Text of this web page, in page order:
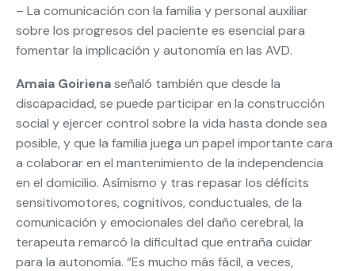
– La comunicación con la familia y personal auxiliar
sobre los progresos del paciente es esencial para
fomentar la implicación y autonomía en las AVD.
Amaia Goirienaseñaló también que desde la
discapacidad, se puede participar en la construcción
social y ejercer control sobre la vida hasta donde sea
posible, y que la familia juega un papel importante cara
a colaborar en el mantenimiento de la independencia
en el domicilio. Asímismo y tras repasar los déficits
sensitivomotores, cognitivos, conductuales, de la
comunicación y emocionales del daño cerebral, la
terapeuta remarcó la dificultad que entraña cuidar
para la autonomía. “Es mucho más fácil, a veces,